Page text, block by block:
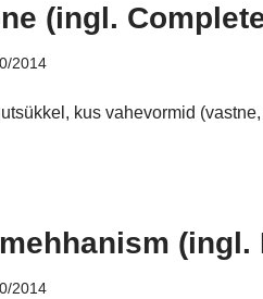
(ingl.
2014
kus vahevormid
(ingl.
2014